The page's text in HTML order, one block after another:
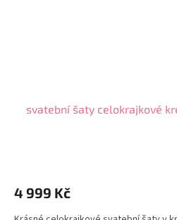
svatební šaty celokrajkové
4 999 Kč